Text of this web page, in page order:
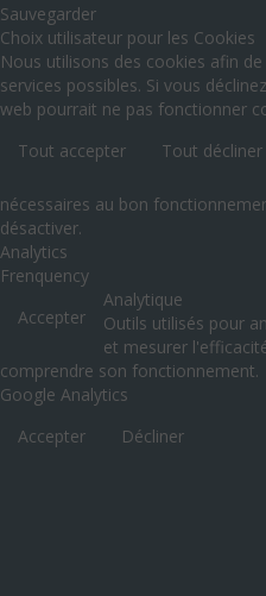
Sauvegarder
Choix utilisateur pour les Cookies
Nous utilisons des cookies afin
services possibles. Si vous
web pourrait ne pas fonctionner
Tout accepter
Tout décliner
nécessaires au bon
désactiver.
Analytics
Frenquency
Accepter
Analytique
Outils utilisés pour
et mesurer
comprendre son fonctionnement.
Google Analytics
Accepter
Décliner